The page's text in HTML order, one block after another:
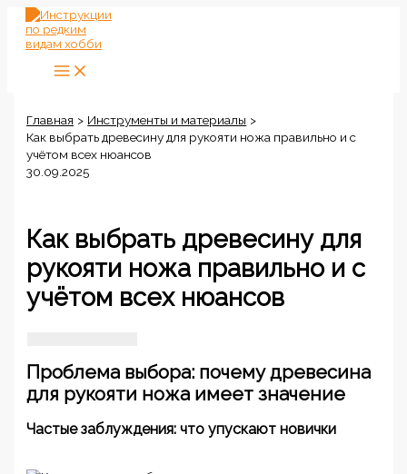
Перейти
содержимому
Главная
Инструменты и материалы
Как выбрать древесину для рукояти ножа правильно и с
учётом всех нюансов
30.09.2025
Как выбрать древесину для
рукояти ножа правильно и с
учётом всех нюансов
Проблема выбора: почему древесина
для рукояти ножа имеет значение
Частые заблуждения: что упускают новички